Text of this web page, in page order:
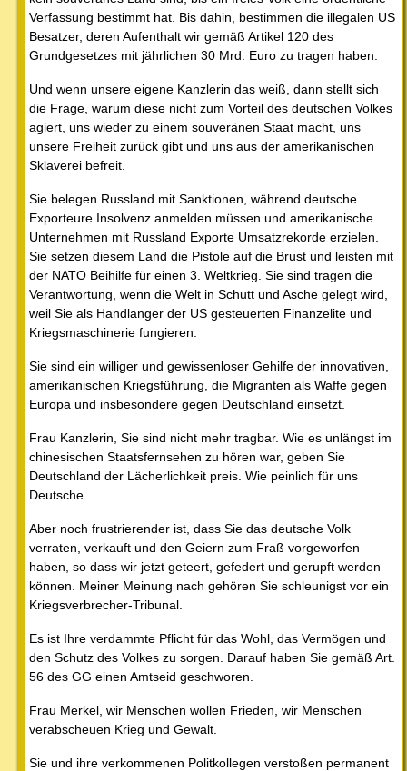
Verfassung bestimmt hat. Bis dahin, bestimmen die illegalen US
Besatzer, deren Aufenthalt wir gemäß Artikel 120 des
Grundgesetzes mit jährlichen 30 Mrd. Euro zu tragen haben.
Und wenn unsere eigene Kanzlerin das weiß, dann stellt sich
die Frage, warum diese nicht zum Vorteil des deutschen Volkes
agiert, uns wieder zu einem souveränen Staat macht, uns
unsere Freiheit zurück gibt und uns aus der amerikanischen
Sklaverei befreit.
Sie belegen Russland mit Sanktionen, während deutsche
Exporteure Insolvenz anmelden müssen und amerikanische
Unternehmen mit Russland Exporte Umsatzrekorde erzielen.
Sie setzen diesem Land die Pistole auf die Brust und leisten mit
der NATO Beihilfe für einen 3. Weltkrieg. Sie sind tragen die
Verantwortung, wenn die Welt in Schutt und Asche gelegt wird,
weil Sie als Handlanger der US gesteuerten Finanzelite und
Kriegsmaschinerie fungieren.
Sie sind ein williger und gewissenloser Gehilfe der innovativen,
amerikanischen Kriegsführung, die Migranten als Waffe gegen
Europa und insbesondere gegen Deutschland einsetzt.
Frau Kanzlerin, Sie sind nicht mehr tragbar. Wie es unlängst im
chinesischen Staatsfernsehen zu hören war, geben Sie
Deutschland der Lächerlichkeit preis. Wie peinlich für uns
Deutsche.
Aber noch frustrierender ist, dass Sie das deutsche Volk
verraten, verkauft und den Geiern zum Fraß vorgeworfen
haben, so dass wir jetzt geteert, gefedert und gerupft werden
können. Meiner Meinung nach gehören Sie schleunigst vor ein
Kriegsverbrecher-Tribunal.
Es ist Ihre verdammte Pflicht für das Wohl, das Vermögen und
den Schutz des Volkes zu sorgen. Darauf haben Sie gemäß Art.
56 des GG einen Amtseid geschworen.
Frau Merkel, wir Menschen wollen Frieden, wir Menschen
verabscheuen Krieg und Gewalt.
Sie und ihre verkommenen Politkollegen verstoßen permanent